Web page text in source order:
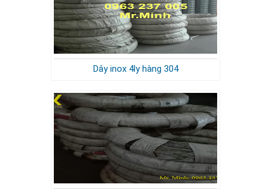
Dây inox 4ly hàng 304